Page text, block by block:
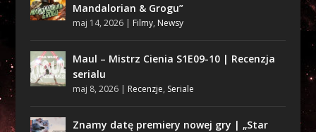
Mandalorian & Grogu”
maj 14, 2026| Filmy, Newsy
Maul – Mistrz Cienia S1E09-10 | Recenzja
serialu
maj 8, 2026| Recenzje, Seriale
Znamy datę premiery nowej gry | „Star